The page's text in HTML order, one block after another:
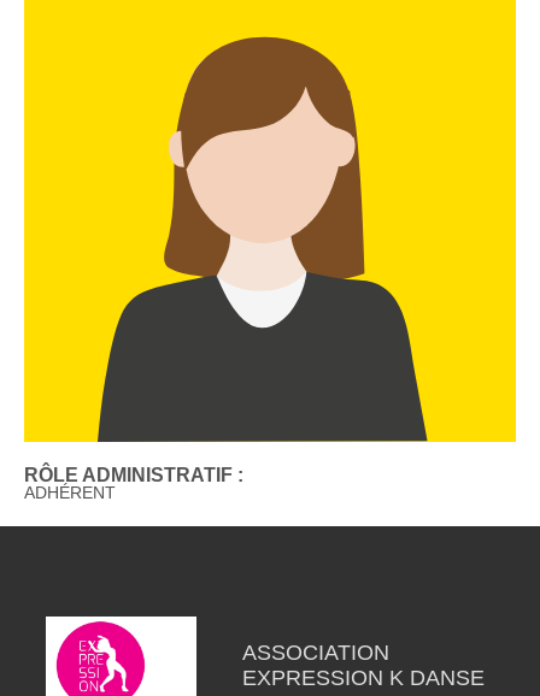
RÔLE ADMINISTRATIF :
ADHÉRENT
ASSOCIATION
EXPRESSION K DANSE